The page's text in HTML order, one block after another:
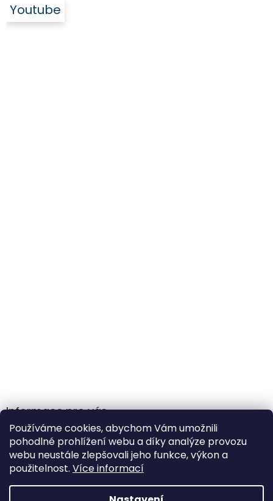
Používáme cookies, abychom Vám umožnili
pohodlné prohlížení webu a díky analýze provozu
webu neustále zlepšovali jeho funkce, výkon a
použitelnost. Více informací
Youtube
Informace pro vás
Obchodní podmínky
Podmínky ochrany osobních údajů